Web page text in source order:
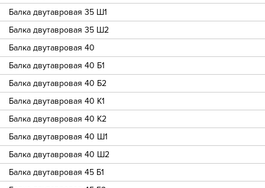
Балка двутавровая 35 Ш1
Балка двутавровая 35 Ш2
Балка двутавровая 40
Балка двутавровая 40 Б1
Балка двутавровая 40 Б2
Балка двутавровая 40 К1
Балка двутавровая 40 К2
Балка двутавровая 40 Ш1
Балка двутавровая 40 Ш2
Балка двутавровая 45 Б1